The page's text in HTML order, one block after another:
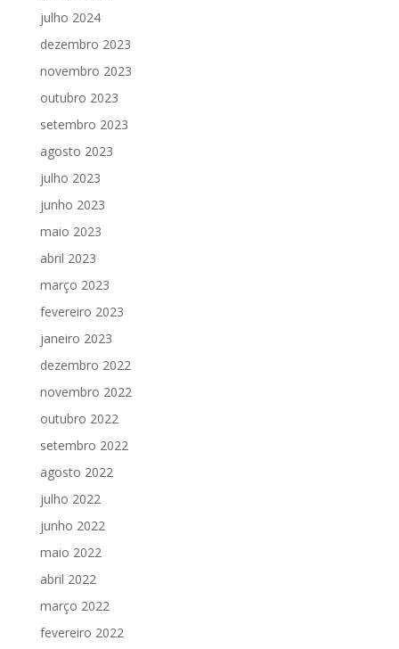
julho 2024
dezembro 2023
novembro 2023
outubro 2023
setembro 2023
agosto 2023
julho 2023
junho 2023
maio 2023
abril 2023
março 2023
fevereiro 2023
janeiro 2023
dezembro 2022
novembro 2022
outubro 2022
setembro 2022
agosto 2022
julho 2022
junho 2022
maio 2022
abril 2022
março 2022
fevereiro 2022